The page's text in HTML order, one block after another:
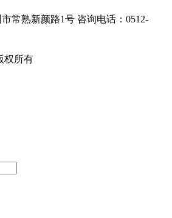
常熟新颜路1号 咨询电话：0512-
权所有